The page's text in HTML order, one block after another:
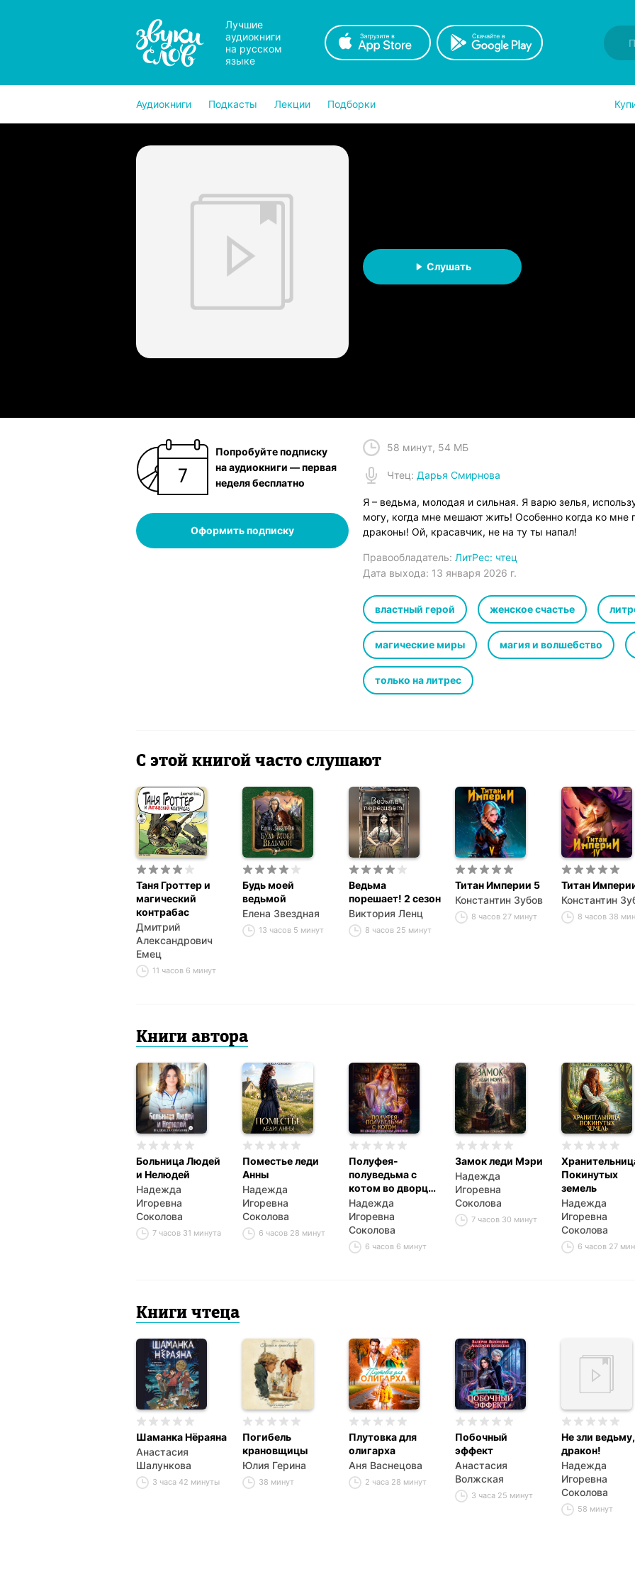
Лучшие
аудиокниги
на русском
языке
Аудиокниги Подкасты Лекции Подборки
Слушать
Попробуйте подписку
на аудиокниги — первая
неделя бесплатно
Оформить подписку
58 минут, 54 МБ
Чтец: Дарья Смирнова
Я – ведьма, молодая и сильная. Я варю зелья,
могу, когда мне мешают жить! Особенно когда ко мне
драконы! Ой, красавчик, не на ту ты напал!
Правообладатель: ЛитРес: чтец
Дата выхода: 13 января 2026 г.
властный герой женское счастье
магические миры магия и волшебство
только на литрес
С этой книгой часто слушают
Таня Гроттер и
магический
контрабас
Дмитрий
Александрович
Емец
11 часов 6 минут
Будь моей
ведьмой
Елена Звездная
13 часов 5 минут
Ведьма
порешает! 2 сезон
Виктория Ленц
8 часов 25 минут
Титан Империи 5
Константин Зубов
8 часов 27 минут
Титан
Константин
8 часов 38
Книги автора
Больница Людей
и Нелюдей
Надежда
Игоревна
Соколова
7 часов 31 минута
Поместье леди
Анны
Надежда
Игоревна
Соколова
6 часов 28 минут
Полуфея-
полуведьма с
котом во дворце
императора
драконов
Надежда
Игоревна
Соколова
6 часов 6 минут
Замок леди Мэри
Надежда
Игоревна
Соколова
7 часов 30 минут
Покинутых
земель
Надежда
Игоревна
Соколова
6 часов 27
Книги чтеца
Шаманка Нёраяна
Анастасия
Шалункова
3 часа 42 минуты
Погибель
крановщицы
Юлия Герина
38 минут
Плутовка для
олигарха
Аня Васнецова
2 часа 28 минут
Побочный
эффект
Анастасия
Волжская
3 часа 25 минут
Не зли ведьму,
дракон!
Надежда
Игоревна
Соколова
58 минут